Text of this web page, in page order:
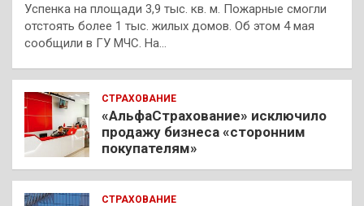
Успенка на площади 3,9 тыс. кв. м. Пожарные смогли
отстоять более 1 тыс. жилых домов. Об этом 4 мая
сообщили в ГУ МЧС. На…
СТРАХОВАНИЕ
«АльфаСтрахование» исключило
продажу бизнеса «сторонним
покупателям»
СТРАХОВАНИЕ